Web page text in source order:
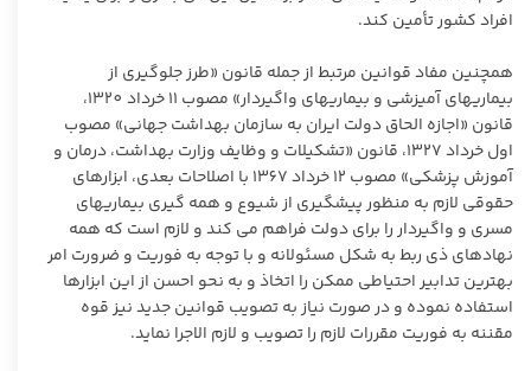
افراد کشور تأمین کند.
همچنین مفاد قوانین مرتبط از جمله قانون «طرز جلوگیری از
بیماریهای آمیزشی و بیماریهای واگیردار» مصوب ١١ خرداد ١٣٢٠،
قانون «اجازه الحاق دولت ایران به سازمان بهداشت جهانی» مصوب
اول خرداد ١٣٢٧، قانون «تشکیلات و وظایف وزارت بهداشت، درمان و
آموزش پزشکی» مصوب ١٢ خرداد ١٣٦٧ با اصلاحات بعدی، ابزارهای
حقوقی لازم به منظور پیشگیری از شیوع و همه گیری بیماریهای
مسری و واگیردار را برای دولت فراهم می کند و لازم است که همه
نهادهای ذی ربط به شکل مسئولانه و با توجه به فوریت و ضرورت امر
بهترین تدابیر احتیاطی ممکن را اتخاذ و به نحو احسن از این ابزارها
استفاده نموده و در صورت نیاز به تصویب قوانین جدید نیز قوه
مقننه به فوریت مقررات لازم را تصویب و لازم الاجرا نماید.